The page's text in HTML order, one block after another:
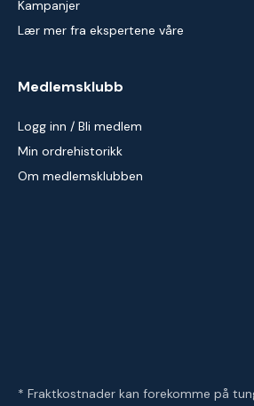
Kampanjer
Lær mer fra ekspertene våre
Medlemsklubb
Logg inn / Bli medlem
Min ordrehistorikk
Om medlemsklubben
* Fraktkostnader kan forekomme på